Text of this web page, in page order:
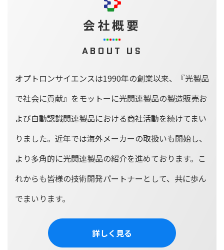
会社概要
ABOUT US
オプトロンサイエンスは1990年の創業以来、
『光製品
で社会に貢献』をモットーに光関連製品の製造販売お
よび自動認識関連製品における商社活動を続けてまい
りました。 近年では海外メーカーの取扱いも開始し、
より多角的に光関連製品の紹介を進めております。 こ
れからも皆様の技術開発パートナーとして、共に歩ん
でまいります。
詳しく見る